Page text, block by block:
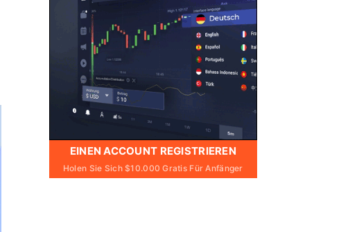
EINEN ACCOUNT REGISTRIEREN
Holen Sie Sich $10.000 Gratis Für Anfänger